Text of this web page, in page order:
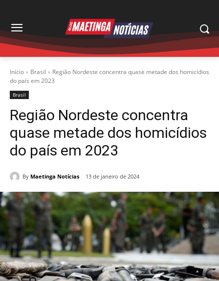
Início Brasil
Região Nordeste concentra quase metade dos homicídios
do país em 2023
Brasil
Região Nordeste concentra
quase metade dos homicídios
do país em 2023
By Maetinga Notícias 13 de janeiro de 2024